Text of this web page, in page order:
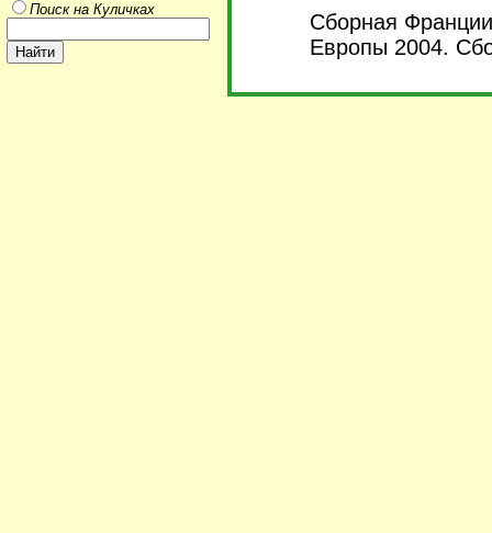
Поиск на Куличках
Сборная
Европы 2004.